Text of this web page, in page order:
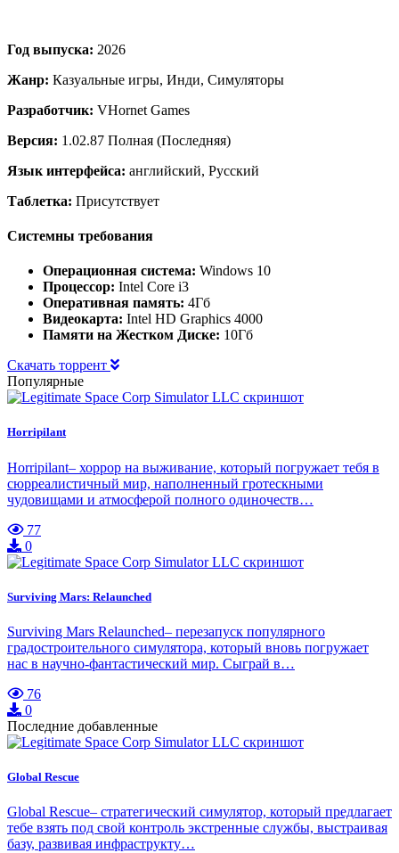
Год выпуска: 2026
Жанр: Казуальные игры, Инди, Симуляторы
Разработчик: VHornet Games
Версия: 1.02.87 Полная (Последняя)
Язык интерфейса: английский, Русский
Таблетка: Присутствует
Системны требования
Операционная система: Windows 10
Процессор: Intel Core i3
Оперативная память: 4Гб
Видеокарта: Intel HD Graphics 4000
Памяти на Жестком Диске: 10Гб
Скачать торрент
Популярные
Horripilant
Horripilant– хоррор на выживание, который погружает тебя в
сюрреалистичный мир, наполненный гротескными
чудовищами и атмосферой полного одиночеств…
77
0
Surviving Mars: Relaunched
Surviving Mars Relaunched– перезапуск популярного
градостроительного симулятора, который вновь погружает
нас в научно-фантастический мир. Сыграй в…
76
0
Последние добавленные
Global Rescue
Global Rescue– стратегический симулятор, который предлагает
тебе взять под свой контроль экстренные службы, выстраивая
базу, развивая инфраструкту…